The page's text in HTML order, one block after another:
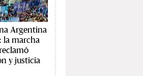
Argentina
la marcha
y justicia